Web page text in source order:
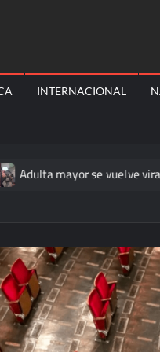
INTERNACIONAL
mayor se vuelve viral tras